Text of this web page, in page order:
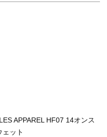
APPAREL HF07 14オンス
ット